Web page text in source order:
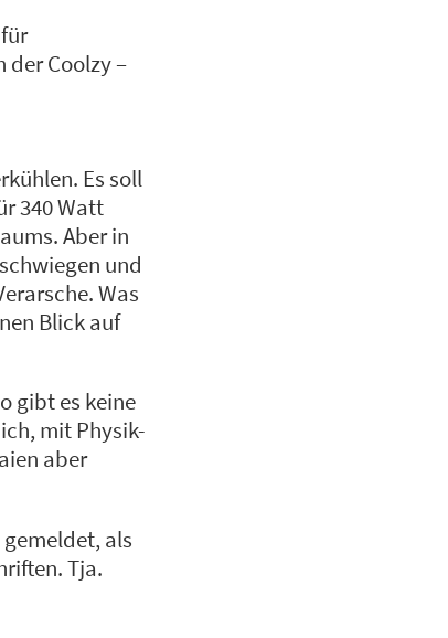
der Coolzy –
Es soll
340 Watt
Aber in
und
Was
Blick auf
gibt es keine
mit Physik-
aber
als
Tja.